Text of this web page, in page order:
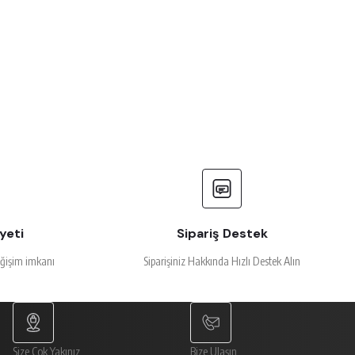
imkanı
Sipariş Destek
Siparişiniz Hakkında Hızlı Destek Alın
Size Çok Yakınız Bize Ulaşın